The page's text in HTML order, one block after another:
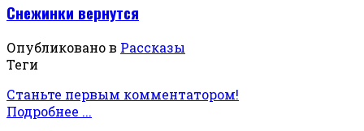
Снежинки вернутся
Опубликовано в Рассказы
Теги
Станьте первым комментатором!
Подробнее ...